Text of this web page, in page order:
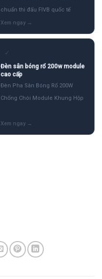
chuẩn thi đấu FIVB quốc tế
✓
Đèn sân bóng rổ 200w module
cao cấp
Đèn Pha Sân Bóng Rổ 200W
Chống Chói Module Khung Hộp